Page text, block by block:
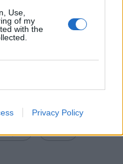
Use,
of my
with the
Privacy Policy